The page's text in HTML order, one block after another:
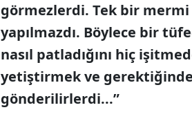
görmezlerdi. Tek bir
yapılmazdı. Böylece bir
nasıl patladığını hiç
yetiştirmek ve
gönderilirlerdi...”